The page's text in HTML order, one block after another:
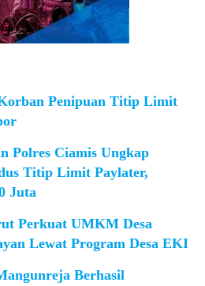
Penipuan Titip Limit
Polres Ciamis Ungkap
Titip Limit Paylater,
Juta
Perkuat UMKM Desa
Lewat Program Desa EKI
Berhasil